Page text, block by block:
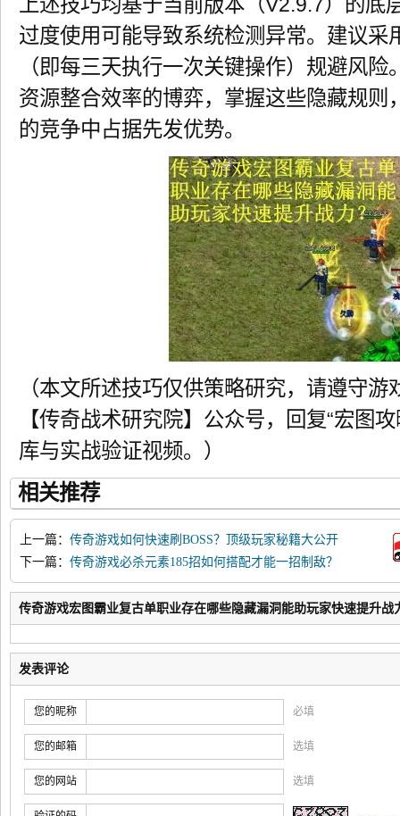
过度使用可能导致系统检测异常。建议采
（即每三天执行一次关键操作）规避风
资源整合效率的博弈，掌握这些隐藏规则
的竞争中占据先发优势。
（本文所述技巧仅供策略研究，请遵守
【传奇战术研究院】公众号，回复“宏图
库与实战验证视频。）
相关推荐
上一篇： 传奇游戏如何快速刷BOSS？顶级玩家秘籍大公开
下一篇： 传奇游戏必杀元素185招如何搭配才能一招制敌？
传奇游戏宏图霸业复古单职业存在哪些隐藏漏洞能助玩家快速提升战
发表评论
您的昵称 必填
您的邮箱 选填
您的网站 选填